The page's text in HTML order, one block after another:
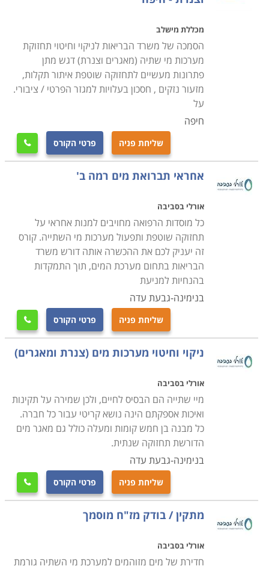
אינסטלציה בבאר שבע, חיפה ובערים גדולות נוספות.
מכללת מישלב
הסמכה של משרד הבריאות לניקוי וחיטוי תחזוקת
מערכות מי שתיה (מאגרים וצנרת) דגש מתן
פתרונות מעשיים לתחזוקה שוטפת איתור תקלות,
מזעור נזקים , חסכון בעלויות למגזר הפרטי / ציבורי.
על
חיפה
שליחת פניה פרטי הקורס 
אחראי תברואת מים רמה ב'
אורלי בסביבה
כל מוסדות הרפואה מחויבים למנות אחראי על
תחזוקה שוטפת ותפעול מערכות מי השתייה. קורס
זה יעניק לכם את ההכשרה אותה דורש משרד
הבריאות בתחום מערכת המים, תוך התמקדות
בהנחיות למניעת
בנימינה-גבעת עדה
שליחת פניה פרטי הקורס 
ניקוי וחיטוי מערכות מים (צנרת ומאגרים)
אורלי בסביבה
מיי שתייה הם הבסיס לחיים, ולכן שמירה על תקינות
ואיכות אספקתם הינה נושא קריטי עבור כל חברה.
כל מבנה בן חמש קומות ומעלה כולל גם מאגר מים
הדורשת תחזוקה שנתית.
בנימינה-גבעת עדה
שליחת פניה פרטי הקורס 
מתקין / בודק מז"ח מוסמך
אורלי בסביבה
חדירת של מים מזוהמים למערכת מי השתיה גורמת